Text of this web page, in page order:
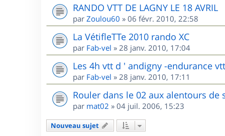
RANDO VTT DE LAGNY LE 18 AVRIL
par Zoulou60 » 06 févr. 2010, 22:58
La VétifleTTe 2010 rando XC
par Fab-vel » 28 janv. 2010, 17:04
Les 4h vtt d ' andigny -endurance
par Fab-vel » 28 janv. 2010, 17:11
Rouler dans le 02 aux alentours de
par mat02 » 04 juil. 2006, 15:23
Nouveau sujet